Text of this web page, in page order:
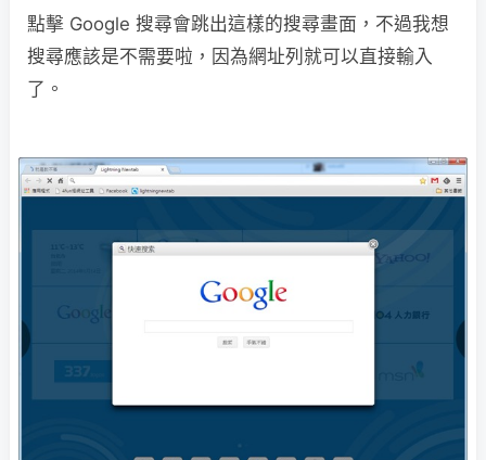
點擊 Google 搜尋會跳出這樣的搜尋畫面，不過我想
搜尋應該是不需要啦，因為網址列就可以直接輸入
了。